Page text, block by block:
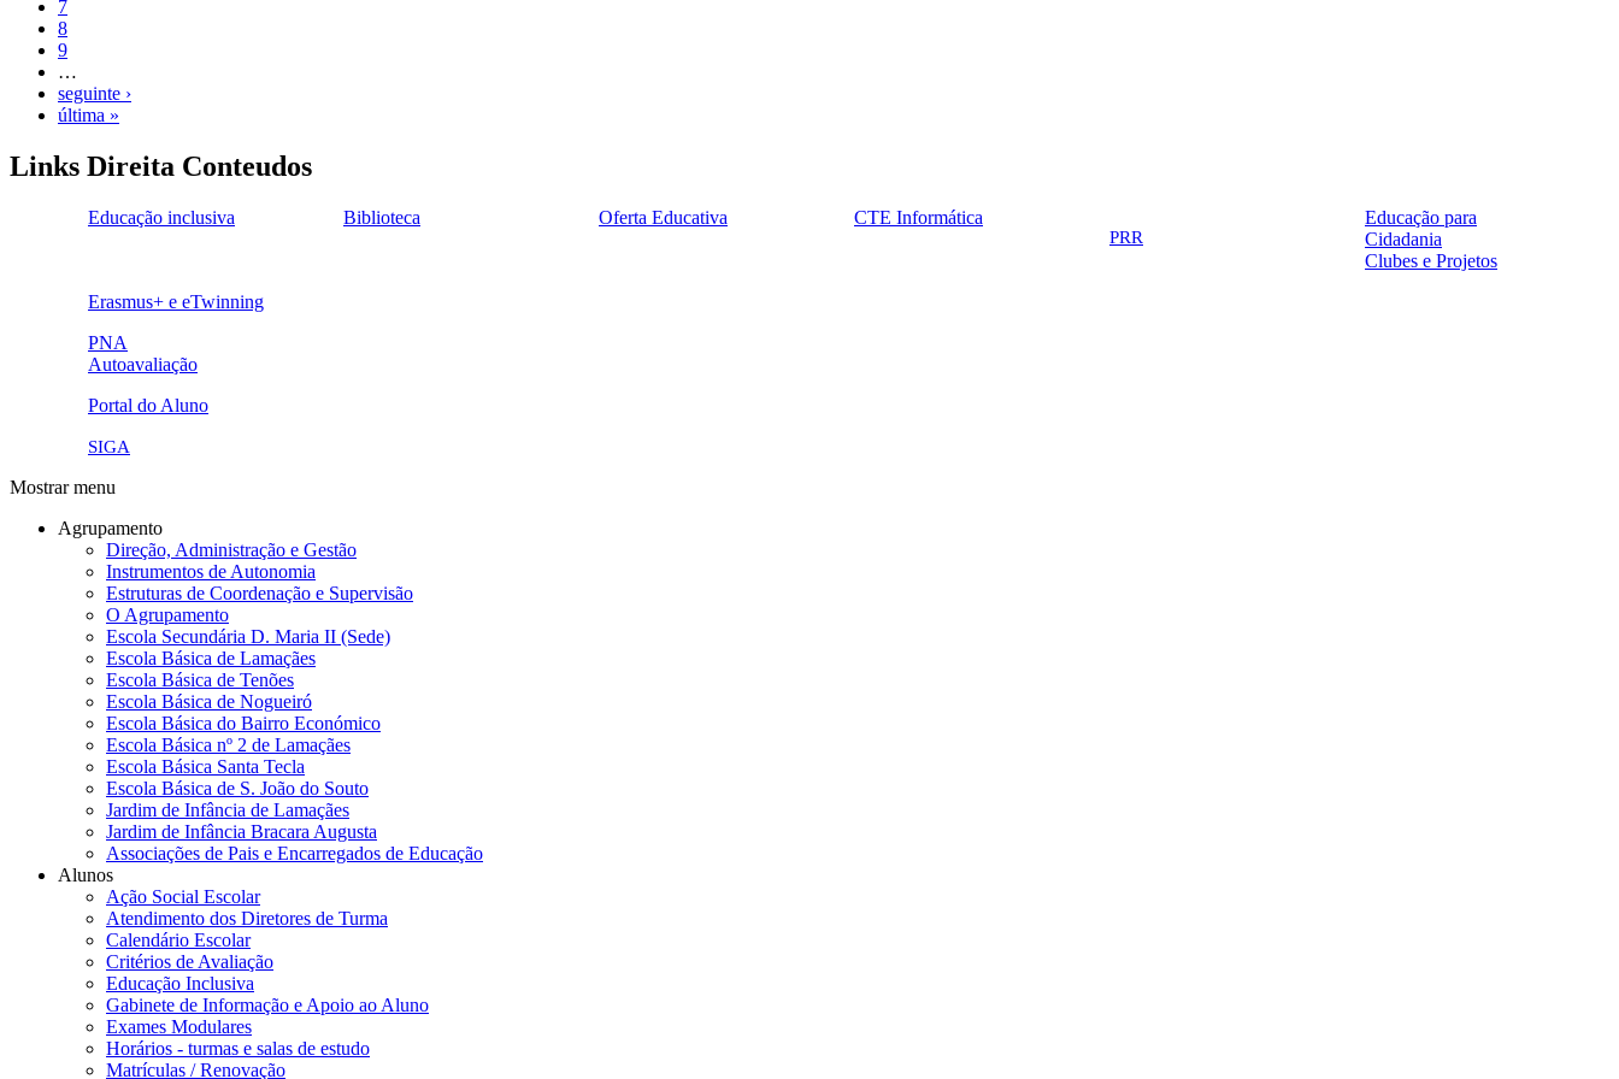
7
8
9
…
seguinte ›
última »
Links Direita Conteudos
Educação inclusiva Biblioteca Oferta Educativa CTE Informática
selo_importancia_estrategica.png
PRR
logo_epc_2.png
Educação para
Cidadania
Clubes e Projetos
ue.png.png
Erasmus+ e eTwinning
pna.png
PNA
eye-42848_640.png
Autoavaliação
link4.png
Portal do Aluno
SIGA
Mostrar menu
Agrupamento
Direção, Administração e Gestão
Instrumentos de Autonomia
Estruturas de Coordenação e Supervisão
O Agrupamento
Escola Secundária D. Maria II (Sede)
Escola Básica de Lamaçães
Escola Básica de Tenões
Escola Básica de Nogueiró
Escola Básica do Bairro Económico
Escola Básica nº 2 de Lamaçães
Escola Básica Santa Tecla
Escola Básica de S. João do Souto
Jardim de Infância de Lamaçães
Jardim de Infância Bracara Augusta
Associações de Pais e Encarregados de Educação
Alunos
Ação Social Escolar
Atendimento dos Diretores de Turma
Calendário Escolar
Critérios de Avaliação
Educação Inclusiva
Gabinete de Informação e Apoio ao Aluno
Exames Modulares
Horários - turmas e salas de estudo
Matrículas / Renovação